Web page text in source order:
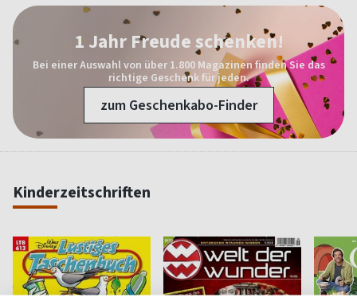
1 Jahr Freude schenken!
Bei einer Auswahl von über 1.800 Magazinen finden Sie das
richtige Geschenk für jeden.
zum Geschenkabo-Finder
Kinderzeitschriften